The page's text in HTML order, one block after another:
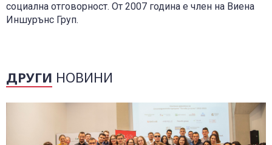
социална отговорност. От 2007 година е член на Виена
Иншурънс Груп.
ДРУГИ НОВИНИ